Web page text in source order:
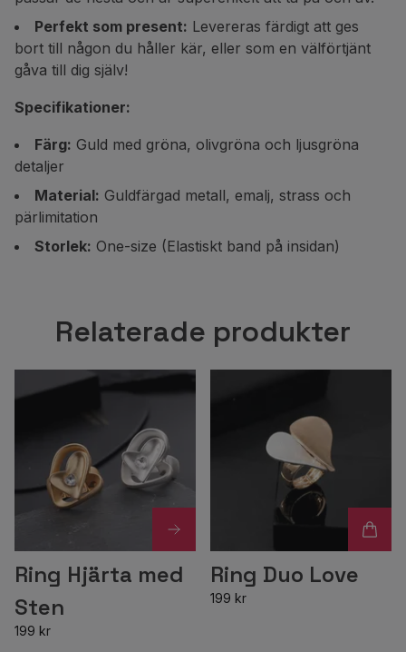
Perfekt som present: Levereras färdigt att ges
bort till någon du håller kär, eller som en välförtjänt
gåva till dig själv!
Specifikationer:
Färg: Guld med gröna, olivgröna och ljusgröna
detaljer
Material: Guldfärgad metall, emalj, strass och
pärlimitation
Storlek: One-size (Elastiskt band på insidan)
Relaterade produkter
Ring Hjärta med
Sten
199 kr
Ring Duo Love
199 kr